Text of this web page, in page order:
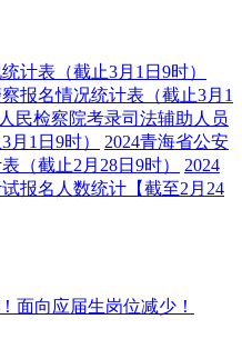
计表（截止3月1日9时）
报名情况统计表（截止3月1
民检察院考录司法辅助人员
月1日9时）
2024青海省公安
（截止2月28日9时）
2024
报名人数统计【截至2月24
面向应届生岗位减少！